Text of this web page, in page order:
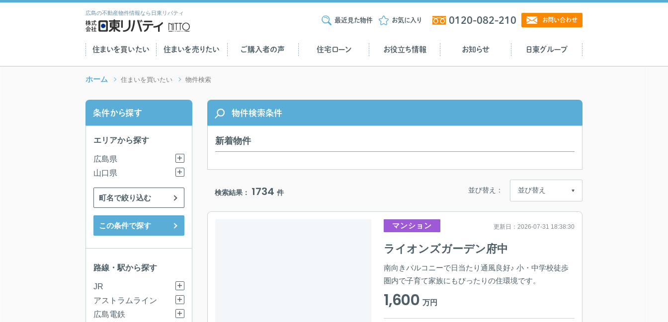
広島の不動産物件情報なら日東リバティ
最近見た物件 お気に入り 0120-082-210 お問い合わせ
住まいを買いたい 住まいを売りたい ご購入者の声 住宅ローン お役立ち情報 お知らせ 日東グループ
ホーム 住まいを買いたい 物件検索
条件から探す
エリアから探す
広島県
山口県
町名で絞り込む
この条件で探す
路線・駅から探す
JR
アストラムライン
広島電鉄
物件検索条件
新着物件
検索結果： 1734 件 並び替え：
マンション 更新日：2026-07-31 18:38:30
ライオンズガーデン府中
南向きバルコニーで日当たり通風良好♪ 小・中学校徒歩
圏内で子育て家族にもぴったりの住環境です。
1,600 万円